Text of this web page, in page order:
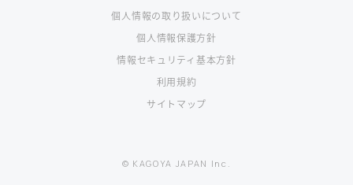
個人情報の取り扱いについて
個人情報保護方針
情報セキュリティ基本方針
利用規約
サイトマップ
© KAGOYA JAPAN Inc.